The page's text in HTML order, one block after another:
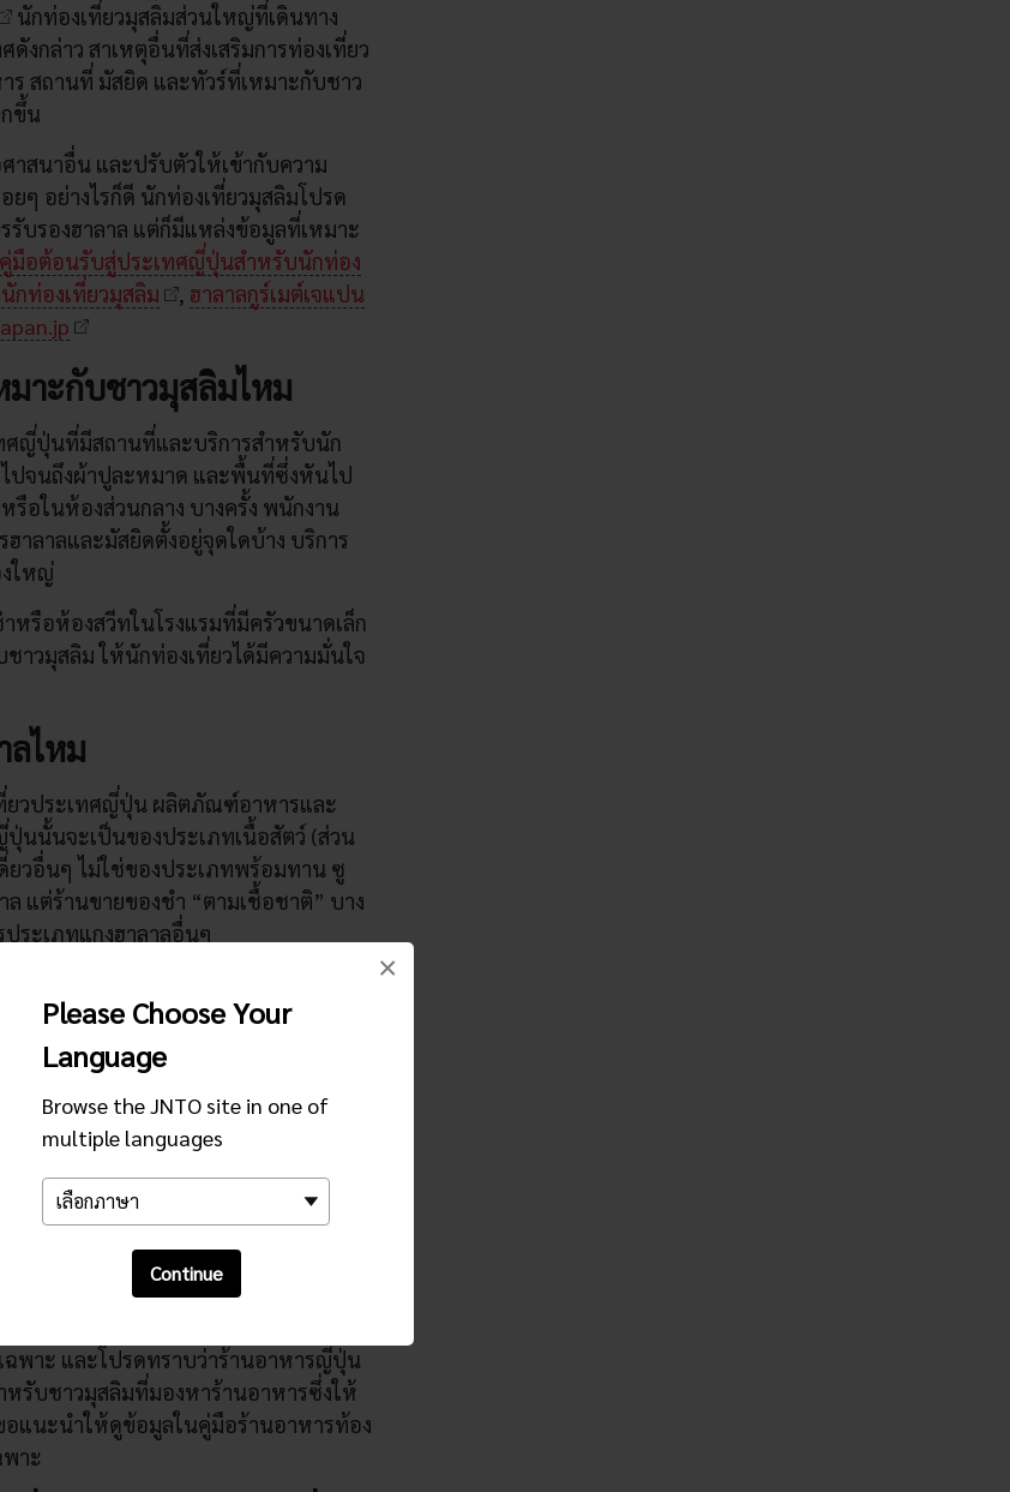
Please Choose Your
Language
Browse the JNTO site in one of
multiple languages
Continue
×
นักท่องเที่ยวมุสลิมส่วนใหญ่ที่เดินทาง
งกล่าว สาเหตุอื่นที่ส่งเสริมการท่องเที่ยว
สถานที่ มัสยิด และทัวร์ที่เหมาะกับชาว
ขึ้น
าสนาอื่น และปรับตัวให้เข้ากับความ
ยๆ อย่างไรก็ดี นักท่องเที่ยวมุสลิมโปรด
รับรองฮาลาล แต่ก็มีแหล่งข้อมูลที่เหมาะ
คู่มือต้อนรับสู่ประเทศญี่ปุ่นสำหรับนักท่อง
ท่องเที่ยวมุสลิม , ฮาลาลกูร์เมต์เจแปน
าะกับชาวมุสลิมไหม
ศญี่ปุ่นที่มีสถานที่และบริการสำหรับนัก
ไปจนถึงผ้าปูละหมาด และพื้นที่ซึ่งหันไป
อในห้องส่วนกลาง บางครั้ง พนักงาน
ลาลและมัสยิดตั้งอยู่จุดใดบ้าง บริการ
ใหญ่
รือห้องสวีทในโรงแรมที่มีครัวขนาดเล็ก
าวมุสลิม ให้นักท่องเที่ยวได้มีความมั่นใจ
ลไหม
ยวประเทศญี่ปุ่น ผลิตภัณฑ์อาหารและ
นนั้นจะเป็นของประเภทเนื้อสัตว์ (ส่วน
วอื่นๆ ไม่ใช่ของประเภทพร้อมทาน ซู
แต่ร้านขายของชำ “ตามเชื้อชาติ” บาง
ระเภทแกงฮาลาลอื่นๆ
ามที่ฉันต้องการหรือไม่
ปุ่นพื้นเมืองดูจะเหมาะกับฮาลาลเพราะ
วเหลืองอย่างเต้าหู้ อย่างไรก็ตาม สาเก
รับปรุงอาหารที่ทำจากข้าว รวมถึงซีอิ๊ว
หารญี่ปุ่นกันอย่างแพร่หลาย เช่น เมนสึ
นั้นยังมีส่วนผสมของแอลกอฮอล์สำหรับ
สารปรุงแต่งและติดฉลาก “มุเทงกะ” (無
ขนมหวานก็อาจมีส่วนผสมของเจลาติน
อบด้วย
นอาหารแบบฮาลาล แต่อาหารในร้านนั้น
ฉพาะ และโปรดทราบว่าร้านอาหารญี่ปุ่น
หรับชาวมุสลิมที่มองหาร้านอาหารซึ่งให้
อแนะนำให้ดูข้อมูลในคู่มือร้านอาหารท้อง
าะ